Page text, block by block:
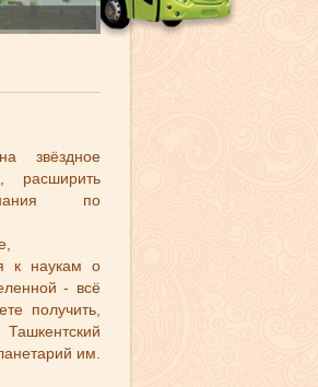
звёздное
расширить
по
к наукам о
- всё
получить,
им.